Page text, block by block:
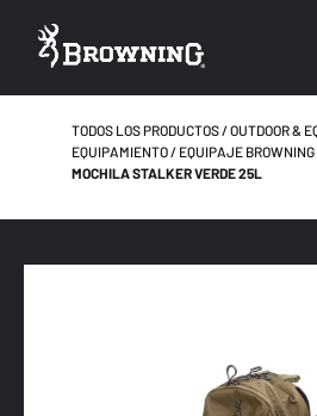
TODOS LOS PRODUCTOS
OUTDOOR &
EQUIPAMIENTO
EQUIPAJE BROWNING
MOCHILA STALKER VERDE 25L